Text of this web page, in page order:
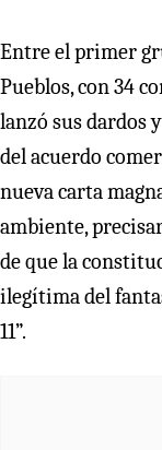
Entre el primer
Pueblos, con 34
lanzó sus dardos
del acuerdo
nueva carta
ambiente,
de que la
ilegítima del
11”.